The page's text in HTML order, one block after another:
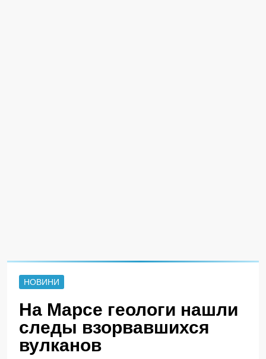
НОВИНИ
На Марсе геологи нашли
следы взорвавшихся
вулканов